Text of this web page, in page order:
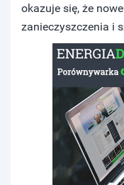
okazuje się, że
zanieczyszczenia i